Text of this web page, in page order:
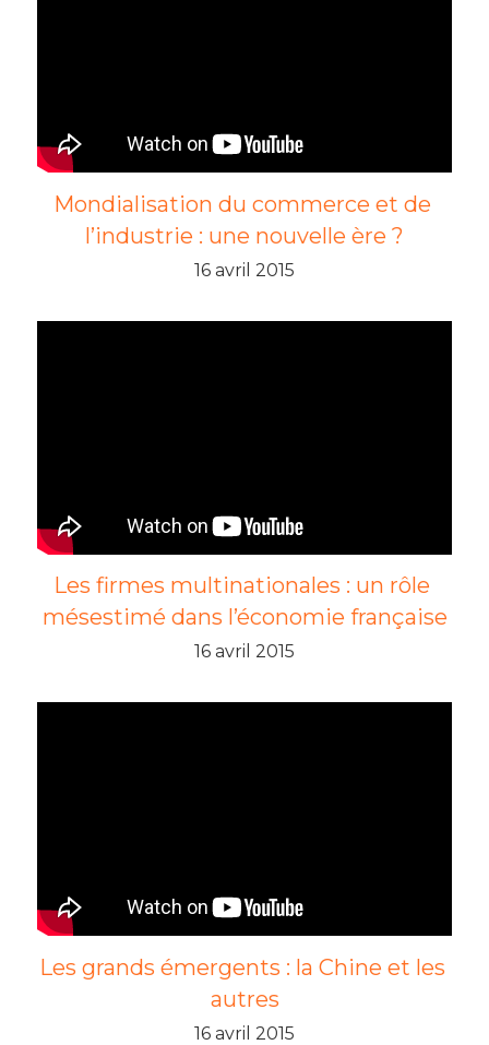
Mondialisation du commerce et de
l’industrie : une nouvelle ère ?
16 avril 2015
Les firmes multinationales : un rôle
mésestimé dans l’économie française
16 avril 2015
Les grands émergents : la Chine et les
autres
16 avril 2015